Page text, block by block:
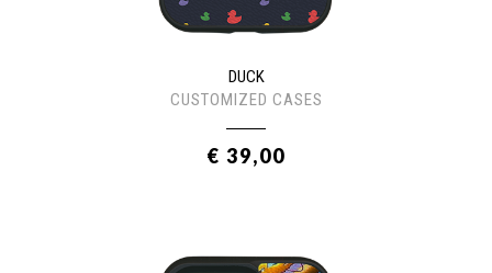
DUCK
CUSTOMIZED CASES
€ 39,00